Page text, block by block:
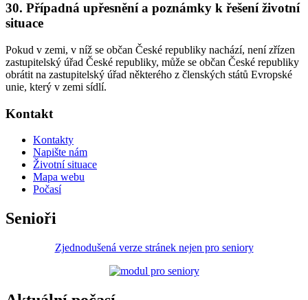
30. Případná upřesnění a poznámky k řešení životní
situace
Pokud v zemi, v níž se občan České republiky nachází, není zřízen
zastupitelský úřad České republiky, může se občan České republiky
obrátit na zastupitelský úřad některého z členských států Evropské
unie, který v zemi sídlí.
Kontakt
Kontakty
Napište nám
Životní situace
Mapa webu
Počasí
Senioři
Zjednodušená verze stránek nejen pro seniory